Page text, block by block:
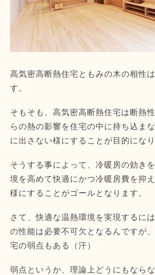
高気密高断熱住宅ともみの木の相性
す。
そもそも、 高気密高断熱住宅は断熱
らの熱の影響を住宅の中 に持ち込まな
に出さない様にすることが目的になり
そうする事によって、 冷暖房の効き
境を高めて快適にかつ冷暖房費を抑
様にすることがゴールとなります。
さて、快適な温熱環境を実現するには
の性能は必要不可欠となるんですが、
宅の弱点もある（汗）
弱点というか、理論上どうにもなら